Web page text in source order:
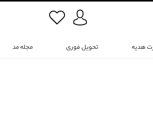
هدیه تحویل فوری مجله مد